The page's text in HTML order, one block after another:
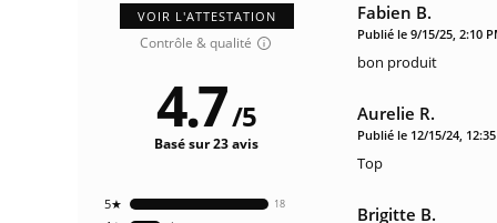
VOIR L'ATTESTATION
Contrôle & qualité
18
5★
4.7/5
Basé sur 23 avis
Fabien B.
Publié le 9/15/25, 2:10
bon produit
Aurelie R.
Publié le 12/15/24,
Top
Brigitte B.